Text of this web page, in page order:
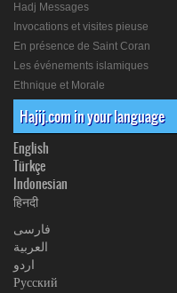
Hadj Messages
Invocations et visites pieuse
En présence de Saint Coran
Les événements islamiques
Ethnique et Morale
Hajij.com in your language
English
Türkçe
Indonesian
हिनदी
فارسی
العربیة
اردو
Русский